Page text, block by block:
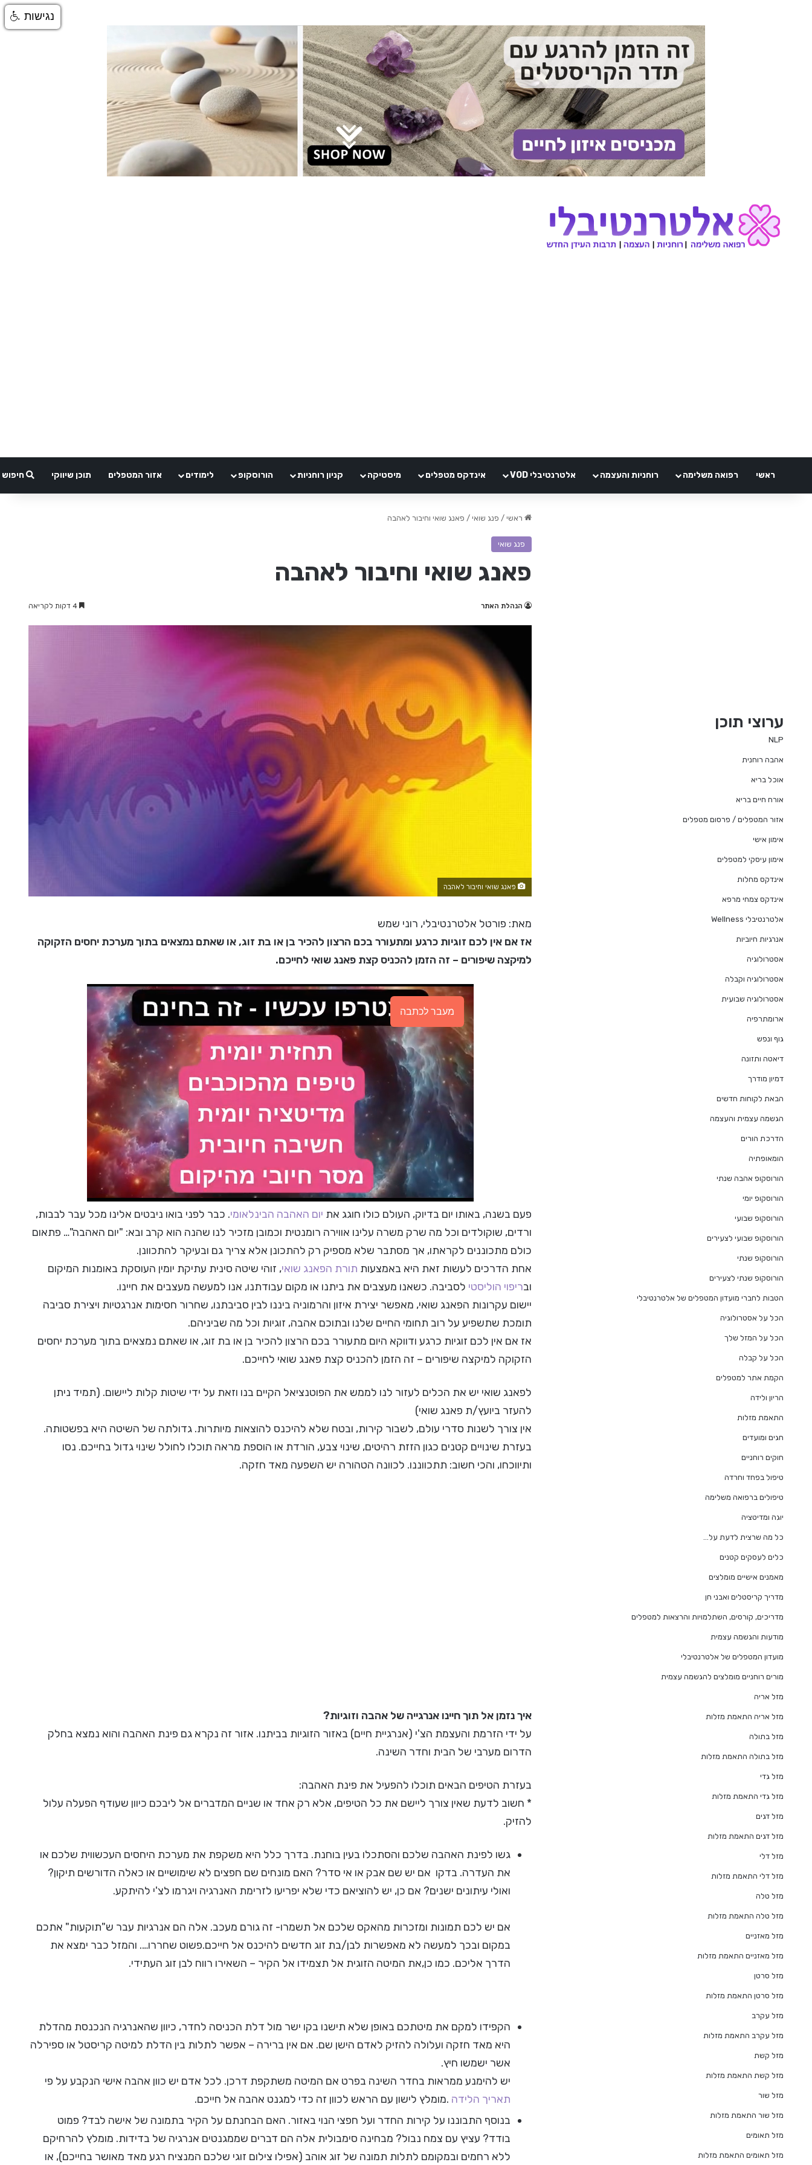
ראשי רפואה משלימה רוחניות והעצמה אלטרנטיבלי VOD אינדקס מטפלים מיסטיקה קניון רוחניות הורוסקופ לימודים אזור המטפלים תוכן שיווקי חיפוש
ראשי / פנג שואי / פאנג שואי וחיבור לאהבה
פנג שואי
פאנג שואי וחיבור לאהבה
הנהלת האתר
פאנג שואי וחיבור לאהבה
מאת: פורטל אלטרנטיבלי, רוני שמש
אז אם אין לכם זוגיות כרגע ומתעורר בכם הרצון להכיר בן או בת זוג, או שאתם נמצאים בתוך מערכת יחסים הזקוקה
למיקצה שיפורים – זה הזמן להכניס קצת פאנג שואי לחייכם.
מעבר לכתבה
פעם בשנה, באותו יום בדיוק, העולם כולו חוגג את יום האהבה הבינלאומי. כבר לפני בואו ניבטים אלינו מכל עבר לבבות,
ורדים, שוקולדים וכל מה שרק משרה עלינו אווירה רומנטית וכמובן מזכיר לנו שהנה הוא קרב ובא: "יום האהבה"… פתאום
כולם מתכוננים לקראתו, אך מסתבר שלא מספיק רק להתכונן אלא צריך גם ובעיקר להתכוונן.
אחת הדרכים לעשות זאת היא באמצעות תורת הפאנג שואי, זוהי שיטה סינית עתיקת יומין העוסקת באומנות המיקום
ובריפוי הוליסטי לסביבה. כשאנו מעצבים את ביתנו או מקום עבודתנו, אנו למעשה מעצבים את חיינו.
יישום עקרונות הפאנג שואי, מאפשר יצירת איזון והרמוניה ביננו לבין סביבתנו, שחרור חסימות אנרגטיות ויצירת סביבה
תומכת שתשפיע על רוב תחומי החיים שלנו ובתוכם אהבה, זוגיות וכל מה שביניהם.
אז אם אין לכם זוגיות כרגע ודווקא היום מתעורר בכם הרצון להכיר בן או בת זוג, או שאתם נמצאים בתוך מערכת יחסים
הזקוקה למיקצה שיפורים – זה הזמן להכניס קצת פאנג שואי לחייכם.
לפאנג שואי יש את הכלים לעזור לנו לממש את הפוטנציאל הקיים בנו וזאת על ידי שיטות קלות ליישום. (תמיד ניתן
להעזר ביועץ/ת פאנג שואי)
אין צורך לשנות סדרי עולם, לשבור קירות, ובטח שלא להיכנס להוצאות מיותרות. גדולתה של השיטה היא בפשטותה.
בעזרת שינויים קטנים כגון הזזת רהיטים, שינוי צבע, הורדת או הוספת מראה תוכלו לחולל שינוי גדול בחייכם. נסו
ותיווכחו, והכי חשוב: תתכווננו. לכוונה הטהורה יש השפעה מאד חזקה.
איך נזמן אל תוך חיינו אנרגייה של אהבה וזוגיות?
על ידי הזרמת והעצמת הצ'י (אנרגיית חיים) באזור הזוגיות בביתנו. אזור זה נקרא גם פינת האהבה והוא נמצא בחלק
הדרום מערבי של הבית וחדר השינה.
בעזרת הטיפים הבאים תוכלו להפעיל את פינת האהבה:
* חשוב לדעת שאין צורך ליישם את כל הטיפים, אלא רק אחד או שניים המדברים אל ליבכם כיוון שעודף הפעלה עלול
להזיק.
גשו לפינת האהבה שלכם והסתכלו בעין בוחנת. בדרך כלל היא משקפת את מערכת היחסים העכשווית שלכם או
את העדרה. בדקו אם יש שם אבק או אי סדר? האם מונחים שם חפצים לא שימושיים או כאלה הדורשים תיקון?
ואולי עיתונים ישנים? אם כן, יש להוציאם כדי שלא יפריעו לזרימת האנרגיה ויגרמו לצ'י להיתקע.
אם יש לכם תמונות ומזכרות מהאקס שלכם אל תשמרו- זה גורם מעכב. אלה הם אנרגיות עבר ש"תוקעות" אתכם
במקום ובכך למעשה לא מאפשרות לבן/בת זוג חדשים להיכנס אל חייכם.פשוט שחררו…. והמזל כבר ימצא את
הדרך אליכם. כמו כן,את המיטה הזוגית אל תצמידו אל הקיר – השאירו רווח לבן זוג העתידי.
הקפידו למקם את מיטתכם באופן שלא תישנו בקו ישר מול דלת הכניסה לחדר, כיוון שהאנרגיה הנכנסת מהדלת
היא מאד חזקה ועלולה להזיק לאדם הישן שם. אם אין ברירה – אפשר לתלות בין הדלת למיטה קריסטל או ספירלה
אשר ישמשו חיץ.
יש להימנע ממראות בחדר השינה בפרט אם המיטה משתקפת דרכן. לכל אדם יש כוון אהבה אישי הנקבע על פי
תאריך הלידה .מומלץ לישון עם הראש לכוון זה כדי למגנט אהבה אל חייכם.
בנוסף התבוננו על קירות החדר ועל חפצי הנוי באזור. האם הבחנתם על הקיר בתמונה של אישה לבד? פמוט
בודד? עציץ עם צמח נבול? מבחינה סימבולית אלה הם דברים שממגנטים אנרגיה של בדידות. מומלץ להרחיקם
ללא רחמים ובמקומם לתלות תמונה של זוג אוהב (אפילו צילום זוגי שלכם המנציח רגע מאד מאושר בחייכם), או
ערוצי תוכן
NLP
אהבה רוחנית
אוכל בריא
אורח חיים בריא
אזור המטפלים / פרסום מטפלים
אימון אישי
אימון עיסקי למטפלים
אינדקס מחלות
אינדקס צמחי מרפא
אלטרנטיבלי Wellness
אנרגיות חיוביות
אסטרולוגיה
אסטרולוגיה וקבלה
אסטרולוגיה שבועית
ארומתרפיה
גוף ונפש
דיאטה ותזונה
דמיון מודרך
הבאת לקוחות חדשים
הגשמה עצמית והעצמה
הדרכת הורים
הומאופתיה
הורוסקופ אהבה שנתי
הורוסקופ יומי
הורוסקופ שבועי
הורוסקופ שבועי לצעירים
הורוסקופ שנתי
הורוסקופ שנתי לצעירים
הטבות לחברי מועדון המטפלים של אלטרנטיבלי
הכל על אסטרולוגיה
הכל על המזל שלך
הכל על קבלה
הקמת אתר למטפלים
הריון ולידה
התאמת מזלות
חגים ומועדים
חוקים רוחניים
טיפול בפחד וחרדה
טיפולים ברפואה משלימה
יוגה ומדיטציה
כל מה שרצית לדעת על…
כלים לעסקים קטנים
מאמנים אישיים מומלצים
מדריך קריסטלים ואבני חן
מדריכים, קורסים, השתלמויות והרצאות למטפלים
מודעות והגשמה עצמית
מועדון המטפלים של אלטרנטיבלי
מורים רוחניים מומלצים להגשמה עצמית
מזל אריה
מזל אריה התאמת מזלות
מזל בתולה
מזל בתולה התאמת מזלות
מזל גדי
מזל גדי התאמת מזלות
מזל דגים
מזל דגים התאמת מזלות
מזל דלי
מזל דלי התאמת מזלות
מזל טלה
מזל טלה התאמת מזלות
מזל מאזניים
מזל מאזניים התאמת מזלות
מזל סרטן
מזל סרטן התאמת מזלות
מזל עקרב
מזל עקרב התאמת מזלות
מזל קשת
מזל קשת התאמת מזלות
מזל שור
מזל שור התאמת מזלות
מזל תאומים
מזל תאומים התאמת מזלות
נגישות